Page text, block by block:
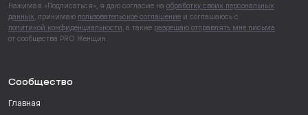
Нажимая «Подписаться», я даю согласие на обработку своих персональных
данных , принимаю пользовательское соглашение и соглашаюсь с
политикой конфиденциальности , а также разрешаю отправлять мне письма
от сообщества PRO Женщин.
Сообщество
Главная